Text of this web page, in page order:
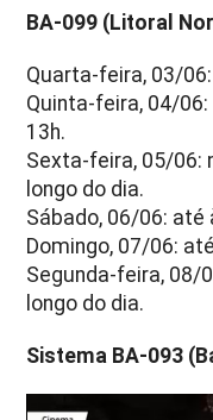
BA-099 (Litoral
Quarta-feira, 03/
Quinta-feira, 04/
13h.
Sexta-feira, 05/06:
longo do dia.
Sábado, 06/06: até
Domingo, 07/06:
Segunda-feira, 08/
longo do dia.
Sistema BA-093